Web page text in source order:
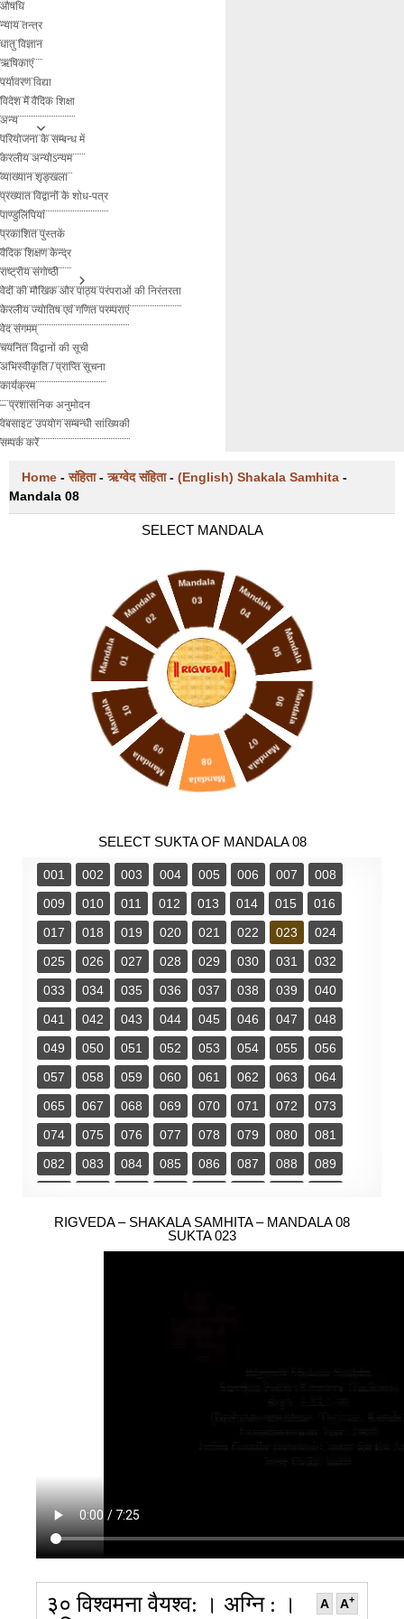
औषधि
न्याय तन्त्र
धातु विज्ञान
ऋषिकाएं
पर्यावरण विद्या
विदेश में वैदिक शिक्षा
अन्य
परियोजना के सम्बन्ध में
केरलीय अन्योऽन्यम
व्याख्यान शृङ्खला
प्रख्यात विद्वानों के शोध-पत्र
पाण्डुलिपियां
प्रकाशित पुस्तकें
वैदिक शिक्षण केन्द्र
राष्ट्रीय संगोष्ठी
वेदों की मौखिक और पाठ्य परंपराओं की निरंतरता
केरलीय ज्योतिष एवं गणित परम्पराएं
वेद संगमम्
चयनित विद्वानों की सूची
अभिस्वीकृति / प्राप्ति सूचना
कार्यक्रम
– प्रशासनिक अनुमोदन
वेबसाइट उपयोग सम्बन्धी सांख्यिकी
सम्पर्क करें
Home -संहिता-ऋग्वेद संहिता- (English) Shakala Samhita -
Mandala 08
SELECT MANDALA
Mandala 01
Mandala
02
Mandala
03 Mandala
04
Mandala
05
Mandala
06
Mandala
07
Mandala
08
Mandala
09
Mandala 10
SELECT SUKTA OF MANDALA 08
001 002 003 004 005 006 007
008
009
010 011 012 013 014 015
016
017
018 019 020 021 022 023
024
025
026 027 028 029 030 031
032
033
034 035 036 037 038 039
040
041
042 043 044 045 046 047
048
049
050 051 052 053 054 055
056
057
058 059 060 061 062 063
064
065
067 068 069 070 071 072
073
074
075 076 077 078 079 080
081
082
083 084 085 086 087 088
089
098
099 100 101 102 103
RIGVEDA – SHAKALA SAMHITA – MANDALA 08
SUKTA 023
A A+
३० विश्वमना वैयश्व: । अग्नि : ।